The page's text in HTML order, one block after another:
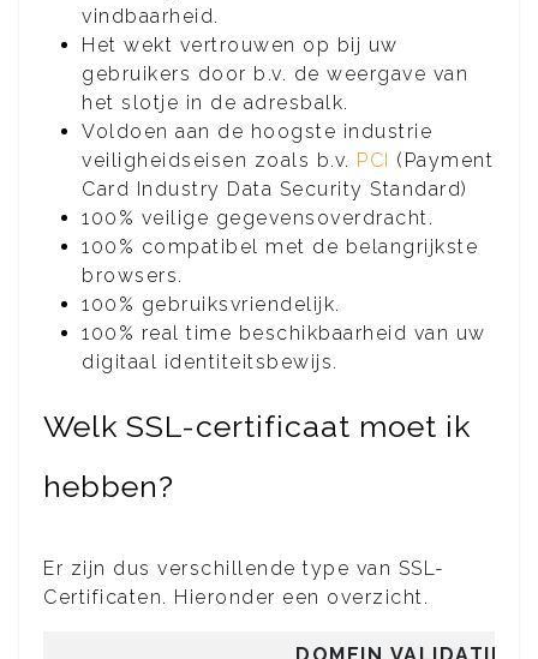
vindbaarheid.
Het wekt vertrouwen op bij uw
gebruikers door b.v. de weergave van
het slotje in de adresbalk.
Voldoen aan de hoogste industrie
veiligheidseisen zoals b.v. PCI (Payment
Card Industry Data Security Standard)
100% veilige gegevensoverdracht.
100% compatibel met de belangrijkste
browsers.
100% gebruiksvriendelijk.
100% real time beschikbaarheid van uw
digitaal identiteitsbewijs.
Welk SSL-certificaat moet ik
hebben?
Er zijn dus verschillende type van SSL-
Certificaten. Hieronder een overzicht.
DOMEIN VALIDATIE